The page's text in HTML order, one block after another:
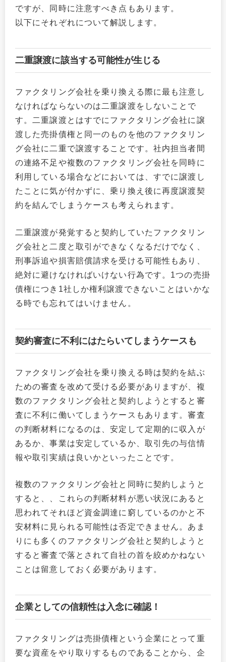
ですが、同時に注意すべき点もあります。
以下にそれぞれについて解説します。
二重譲渡に該当する可能性が生じる
ファクタリング会社を乗り換える際に最も注意し
なければならないのは二重譲渡をしないことで
す。二重譲渡とはすでにファクタリング会社に譲
渡した売掛債権と同一のものを他のファクタリン
グ会社に二重で譲渡することです。社内担当者間
の連絡不足や複数のファクタリング会社を同時に
利用している場合などにおいては、すでに譲渡し
たことに気が付かずに、乗り換え後に再度譲渡契
約を結んでしまうケースも考えられます。
二重譲渡が発覚すると契約していたファクタリン
グ会社と二度と取引ができなくなるだけでなく、
刑事訴追や損害賠償請求を受ける可能性もあり、
絶対に避けなければいけない行為です。1つの売掛
債権につき1社しか権利譲渡できないことはいかな
る時でも忘れてはいけません。
契約審査に不利にはたらいてしまうケースも
ファクタリング会社を乗り換える時は契約を結ぶ
ための審査を改めて受ける必要がありますが、複
数のファクタリング会社と契約しようとすると審
査に不利に働いてしまうケースもあります。審査
の判断材料になるのは、安定して定期的に収入が
あるか、事業は安定しているか、取引先の与信情
報や取引実績は良いかといったことです。
複数のファクタリング会社と同時に契約しようと
すると、、これらの判断材料が悪い状況にあると
思われてそれほど資金調達に窮しているのかと不
安材料に見られる可能性は否定できません。あま
りにも多くのファクタリング会社と契約しようと
すると審査で落とされて自社の首を絞めかねない
ことは留意しておく必要があります。
企業としての信頼性は入念に確認！
ファクタリングは売掛債権という企業にとって重
要な資産をやり取りするものであることから、企